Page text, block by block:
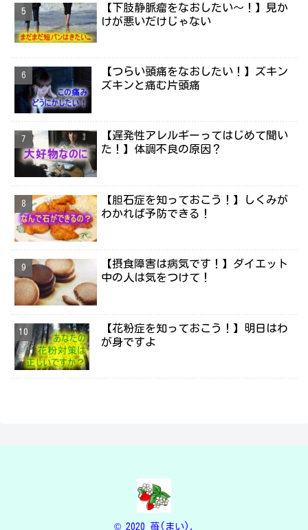
【下肢静脈瘤をなおしたい～！】見か
けが悪いだけじゃない
【つらい頭痛をなおしたい！】ズキン
ズキンと痛む片頭痛
【遅発性アレルギーってはじめて聞い
た！】体調不良の原因？
【胆石症を知っておこう！】しくみが
わかれば予防できる！
【摂食障害は病気です！】ダイエット
中の人は気をつけて！
【花粉症を知っておこう！】明日はわ
が身ですよ
© 2020 苺(まい).